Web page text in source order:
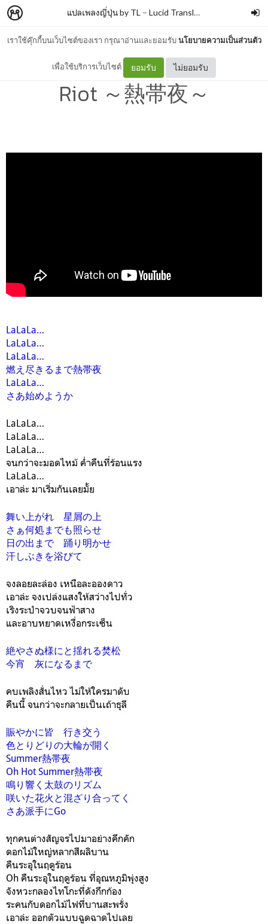
เราใช้คุ๊กกี้บนเว็บไซต์ของเรา กรุณาอ่านและยอมรับนโยบายความเป็นส่วนตัว
เพื่อใช้บริการเว็บไซต์ ยอมรับ ไม่ยอมรับ
แปลเพลงญี่ปุ่น by TL – Lucid Translation
THE RAMPAGE - Summer
Riot ～熱帯夜～
LaLaLa…
LaLaLa…
LaLaLa…
燃え尽きるまで熱帯夜
LaLaLa…
さあ始めようか
LaLaLa…
LaLaLa…
LaLaLa…
จนกว่าจะมอดไหม้ ค่ำคืนที่ร้อนแรง
LaLaLa…
เอาล่ะ มาเริ่มกันเลยมั้ย
舞い上がれ 星屑の上
さぁ何処までも照らせ
日の出まで 踊り明かせ
汗しぶきを浴びて
จงลอยละล่อง เหนือละอองดาว
เอาล่ะ จงเปล่งแสงให้สว่างไปทั่ว
เริงระบำจวบจนฟ้าสาง
และอาบหยาดเหงื่อกระเซ็น
絶やさぬ様にと揺れる焚松
今宵 灰になるまで
คบเพลิงสั่นไหว ไม่ให้ใครมาดับ
คืนนี้ จนกว่าจะกลายเป็นเถ้าธุลี
賑やかに皆 行き交う
色とりどりの大輪が開く
Summer熱帯夜
Oh Hot Summer熱帯夜
鳴り響く太鼓のリズム
咲いた花火と混ざり合ってく
さあ派手にGo
ทุกคนต่างสัญจรไปมาอย่างคึกคัก
ดอกไม้ใหญ่หลากสีผลิบาน
คืนระอุในฤดูร้อน
Oh คืนระอุในฤดูร้อน ที่อุณหภูมิพุ่งสูง
จังหวะกลองไทโกะที่ดังกึกก้อง
ระคนกับดอกไม้ไฟที่บานสะพรั่ง
เอาล่ะ ออกตัวแบบฉูดฉาดไปเลย